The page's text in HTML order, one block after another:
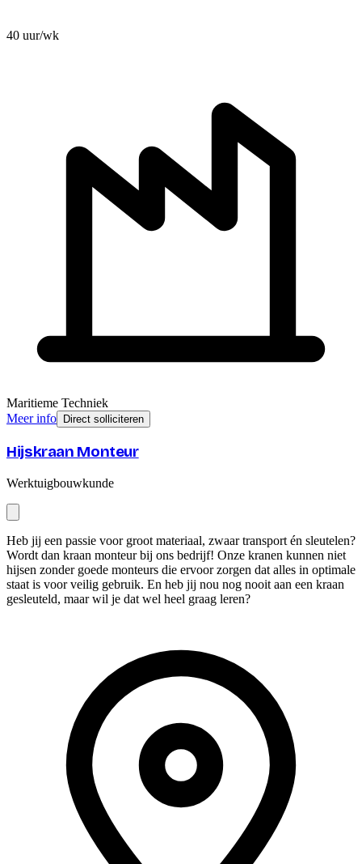
40 uur/wk
Maritieme Techniek
Meer info
Direct solliciteren
Hijskraan Monteur
Werktuigbouwkunde
Heb jij een passie voor groot materiaal, zwaar transport én sleutelen?
Wordt dan kraan monteur bij ons bedrijf! Onze kranen kunnen niet
hijsen zonder goede monteurs die ervoor zorgen dat alles in optimale
staat is voor veilig gebruik. En heb jij nou nog nooit aan een kraan
gesleuteld, maar wil je dat wel heel graag leren?